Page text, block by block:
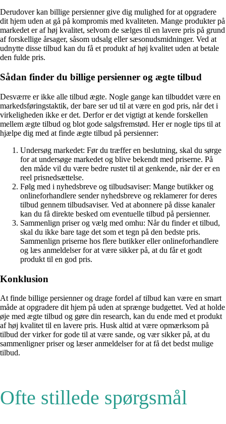
Derudover kan billige persienner give dig mulighed for at opgradere
dit hjem uden at gå på kompromis med kvaliteten. Mange produkter på
markedet er af høj kvalitet, selvom de sælges til en lavere pris på grund
af forskellige årsager, såsom udsalg eller sæsonudsmidninger. Ved at
udnytte disse tilbud kan du få et produkt af høj kvalitet uden at betale
den fulde pris.
Sådan finder du billige persienner og ægte tilbud
Desværre er ikke alle tilbud ægte. Nogle gange kan tilbuddet være en
markedsføringstaktik, der bare ser ud til at være en god pris, når det i
virkeligheden ikke er det. Derfor er det vigtigt at kende forskellen
mellem ægte tilbud og blot gode salgsfremstød. Her er nogle tips til at
hjælpe dig med at finde ægte tilbud på persienner:
Undersøg markedet: Før du træffer en beslutning, skal du sørge
for at undersøge markedet og blive bekendt med priserne. På
den måde vil du være bedre rustet til at genkende, når der er en
reel prisnedsættelse.
Følg med i nyhedsbreve og tilbudsaviser: Mange butikker og
onlineforhandlere sender nyhedsbreve og reklamerer for deres
tilbud gennem tilbudsaviser. Ved at abonnere på disse kanaler
kan du få direkte besked om eventuelle tilbud på persienner.
Sammenlign priser og vælg med omhu: Når du finder et tilbud,
skal du ikke bare tage det som et tegn på den bedste pris.
Sammenlign priserne hos flere butikker eller onlineforhandlere
og læs anmeldelser for at være sikker på, at du får et godt
produkt til en god pris.
Konklusion
At finde billige persienner og drage fordel af tilbud kan være en smart
måde at opgradere dit hjem på uden at sprænge budgettet. Ved at holde
øje med ægte tilbud og gøre din research, kan du ende med et produkt
af høj kvalitet til en lavere pris. Husk altid at være opmærksom på
tilbud der virker for gode til at være sande, og vær sikker på, at du
sammenligner priser og læser anmeldelser for at få det bedst mulige
tilbud.
Ofte stillede spørgsmål